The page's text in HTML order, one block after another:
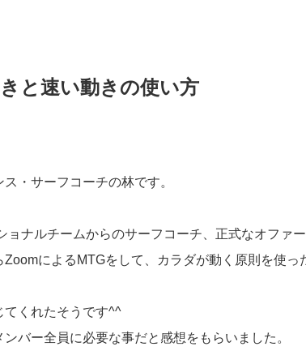
と速い動きの使い方
・サーフコーチの林です。
ョナルチームからのサーフコーチ、正式なオファ
によるMTGをして、カラダが動く原則を使っ
てくれたそうです^^
バー全員に必要な事だと感想をもらいました。